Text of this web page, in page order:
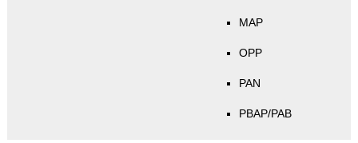
MAP
OPP
PAN
PBAP/PAB